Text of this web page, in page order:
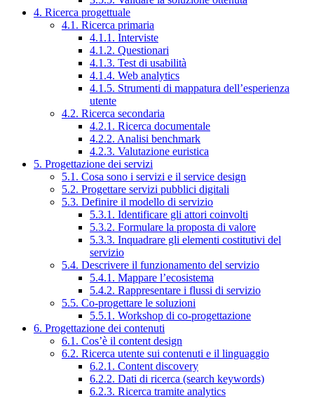
4. Ricerca progettuale
4.1. Ricerca primaria
4.1.1. Interviste
4.1.2. Questionari
4.1.3. Test di usabilità
4.1.4. Web analytics
4.1.5. Strumenti di mappatura dell’esperienza
utente
4.2. Ricerca secondaria
4.2.1. Ricerca documentale
4.2.2. Analisi benchmark
4.2.3. Valutazione euristica
5. Progettazione dei servizi
5.1. Cosa sono i servizi e il service design
5.2. Progettare servizi pubblici digitali
5.3. Definire il modello di servizio
5.3.1. Identificare gli attori coinvolti
5.3.2. Formulare la proposta di valore
5.3.3. Inquadrare gli elementi costitutivi del
servizio
5.4. Descrivere il funzionamento del servizio
5.4.1. Mappare l’ecosistema
5.4.2. Rappresentare i flussi di servizio
5.5. Co-progettare le soluzioni
5.5.1. Workshop di co-progettazione
6. Progettazione dei contenuti
6.1. Cos’è il content design
6.2. Ricerca utente sui contenuti e il linguaggio
6.2.1. Content discovery
6.2.2. Dati di ricerca (search keywords)
6.2.3. Ricerca tramite analytics